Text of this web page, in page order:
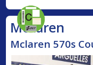
McLaren
Mclaren 570s